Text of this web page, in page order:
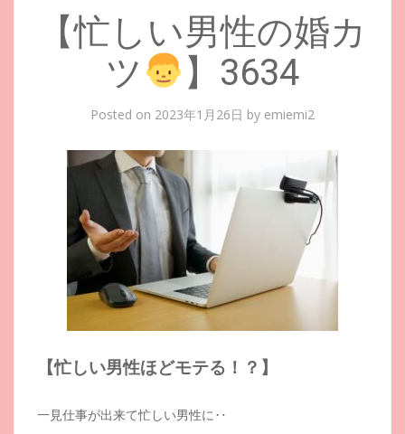
【忙しい男性の婚カ
ツ
】3634
Posted on 2023年1月26日 by emiemi2
【忙しい男性ほどモテる！？】
一見仕事が出来て忙しい男性に‥